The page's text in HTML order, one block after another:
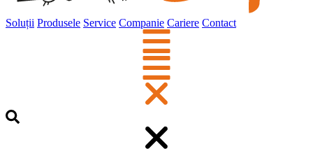
Soluții Produsele Service Companie Cariere Contact